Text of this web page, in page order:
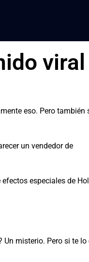
viral
eso. Pero también
un vendedor de
especiales de
misterio. Pero si te lo